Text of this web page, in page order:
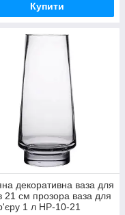
Купити
декоративна ваза для
21 см прозора ваза для
1 л HP-10-21